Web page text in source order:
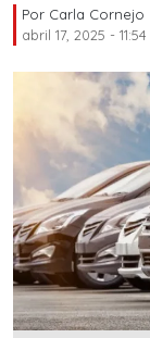
Por Carla Cornejo
abril 17, 2025 -